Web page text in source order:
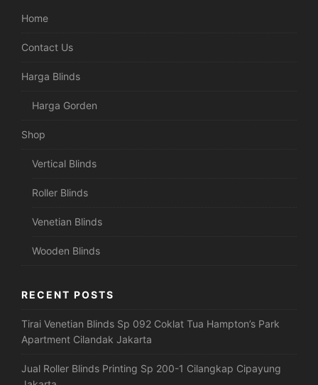
Home
Contact Us
Harga Blinds
Harga Gorden
Shop
Vertical Blinds
Roller Blinds
Venetian Blinds
Wooden Blinds
RECENT POSTS
Tirai Venetian Blinds Sp 092 Coklat Tua Hampton’s Park
Apartment Cilandak Jakarta
Jual Roller Blinds Printing Sp 200-1 Cilangkap Cipayung